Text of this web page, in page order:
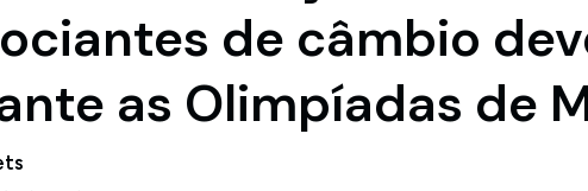
de câmbio
as Olimpíadas de